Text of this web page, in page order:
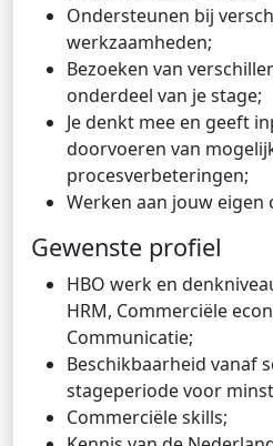
Ondersteunen bij
werkzaamheden;
Bezoeken van
onderdeel van je stage;
Je denkt mee en geeft
doorvoeren van
procesverbeteringen;
Werken aan jouw eigen
Gewenste profiel
HBO werk en
HRM, Commerciële
Communicatie;
Beschikbaarheid vanaf
stageperiode voor
Commerciële skills;